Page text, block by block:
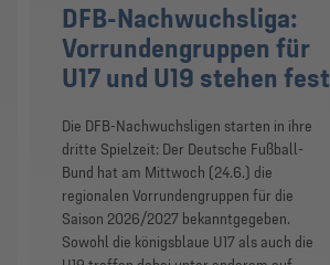
DFB-Nachwuchsliga:
Vorrundengruppen für
U17 und U19 stehen fest
Die DFB-Nachwuchsligen starten in ihre
dritte Spielzeit: Der Deutsche Fußball-
Bund hat am Mittwoch (24.6.) die
regionalen Vorrundengruppen für die
Saison 2026/2027 bekanntgegeben.
Sowohl die königsblaue U17 als auch die